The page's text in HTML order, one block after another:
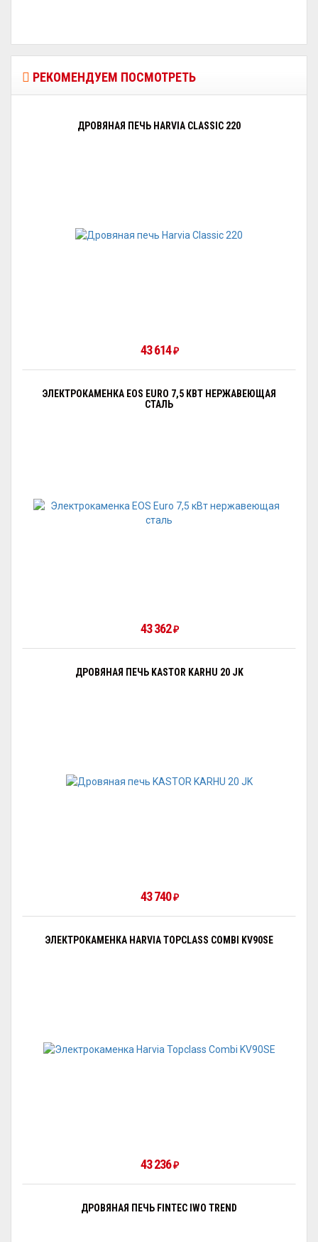
РЕКОМЕНДУЕМ ПОСМОТРЕТЬ
ДРОВЯНАЯ ПЕЧЬ HARVIA CLASSIC 220
43 614₽
ЭЛЕКТРОКАМЕНКА EOS EURO 7,5 КВТ НЕРЖАВЕЮЩАЯ
СТАЛЬ
43 362₽
ДРОВЯНАЯ ПЕЧЬ KASTOR KARHU 20 JK
43 740₽
ЭЛЕКТРОКАМЕНКА HARVIA TOPCLASS COMBI KV90SE
43 236₽
ДРОВЯНАЯ ПЕЧЬ FINTEC IWO TREND